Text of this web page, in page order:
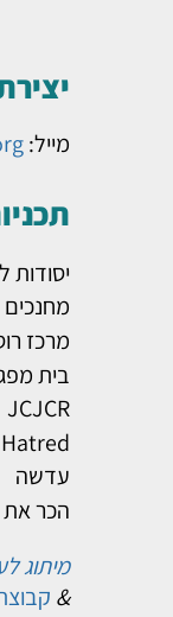
מייל:
יסודות
מחנכים
מרכז
בית
JCJCR
עדשה
הכר את
מיתוג
&